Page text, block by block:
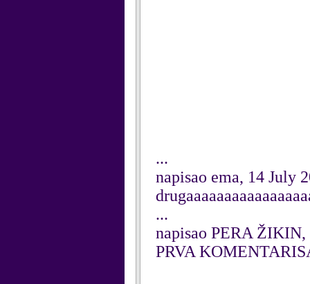
...
napisao ema, 14 July
...
napisao PERA ŽIKIN,
PRVA